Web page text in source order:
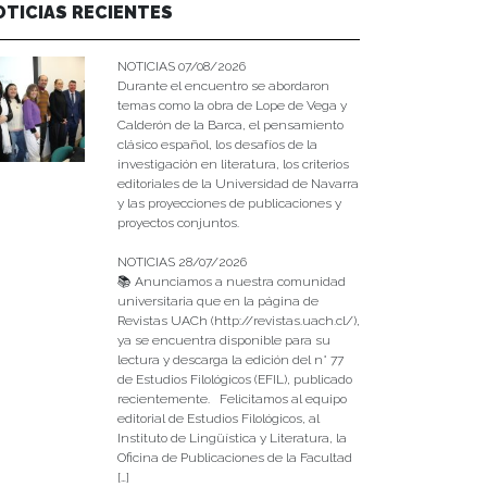
RECIENTES
NOTICIAS 07/08/2026
Durante el encuentro se abordaron
temas como la obra de Lope de Vega y
Calderón de la Barca, el pensamiento
clásico español, los desafíos de la
investigación en literatura, los criterios
editoriales de la Universidad de Navarra
y las proyecciones de publicaciones y
proyectos conjuntos.
NOTICIAS 28/07/2026
📚 Anunciamos a nuestra comunidad
universitaria que en la página de
Revistas UACh (http://revistas.uach.cl/),
ya se encuentra disponible para su
lectura y descarga la edición del n° 77
de Estudios Filológicos (EFIL), publicado
recientemente. Felicitamos al equipo
editorial de Estudios Filológicos, al
Instituto de Lingüística y Literatura, la
Oficina de Publicaciones de la Facultad
[…]